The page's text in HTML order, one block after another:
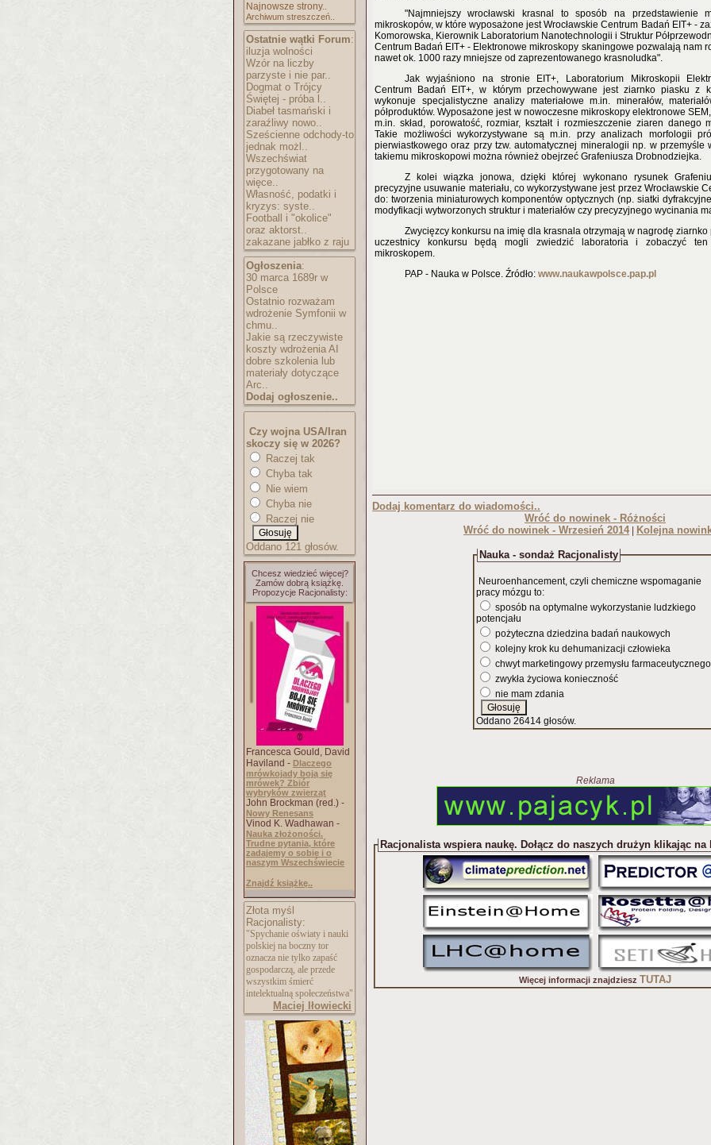
Najnowsze strony..
Archiwum streszczeń..
Ostatnie wątki Forum:
iluzja wolności
Wzór na liczby
parzyste i nie par..
Dogmat o Trójcy
Świętej - próba l..
Diabeł tasmański i
zaraźliwy nowo..
Sześcienne odchody-to
jednak możl..
Wszechświat
przygotowany na
więce..
Własność, podatki i
kryzys: syste..
Football i "okolice"
oraz aktorst..
zakazane jabłko z raju
Ogłoszenia:
30 marca 1689r w
Polsce
Ostatnio rozważam
wdrożenie Symfonii w
chmu..
Jakie są rzeczywiste
koszty wdrożenia AI
dobre szkolenia lub
materiały dotyczące
Arc..
Dodaj ogłoszenie..
Czy wojna USA/Iran
skoczy się w 2026?
Raczej tak
Chyba tak
Nie wiem
Chyba nie
Raczej nie
Oddano 121 głosów.
Chcesz wiedzieć więcej?
Zamów dobrą książkę.
Propozycje Racjonalisty:
Francesca Gould, David
Haviland - Dlaczego
mrówkojady boją się
mrówek? Zbiór
wybryków zwierząt
John Brockman (red.) -
Nowy Renesans
Vinod K. Wadhawan -
Nauka złożoności.
Trudne pytania, które
zadajemy o sobie i o
naszym Wszechświecie
Znajdź książkę..
Złota myśl
Racjonalisty:
"Spychanie oświaty i nauki
polskiej na boczny tor
oznacza nie tylko zapaść
gospodarczą, ale przede
wszystkim śmierć
intelektualną społeczeństwa"
Maciej Iłowiecki
"Najmniejszy wrocławski krasnal to sposób na przedstawienie
mikroskopów, w które wyposażone jest Wrocławskie Centrum Badań EIT+ -
Komorowska, Kierownik Laboratorium Nanotechnologii i Struktur
Centrum Badań EIT+ - Elektronowe mikroskopy skaningowe pozwalają nam
nawet ok. 1000 razy mniejsze od zaprezentowanego krasnoludka".
Jak wyjaśniono na stronie EIT+, Laboratorium Mikroskopii
Centrum Badań EIT+, w którym przechowywane jest ziarnko piasku z
wykonuje specjalistyczne analizy materiałowe m.in. minerałów,
półproduktów. Wyposażone jest w nowoczesne mikroskopy elektronowe
m.in. skład, porowatość, rozmiar, kształt i rozmieszczenie ziaren danego
Takie możliwości wykorzystywane są m.in. przy analizach morfologii
pierwiastkowego oraz przy tzw. automatycznej mineralogii np. w przemyśle
takiemu mikroskopowi można również obejrzeć Grafeniusza Drobnodziejka.
Z kolei wiązka jonowa, dzięki której wykonano rysunek
precyzyjne usuwanie materiału, co wykorzystywane jest przez Wrocławskie
do: tworzenia miniaturowych komponentów optycznych (np. siatki
modyfikacji wytworzonych struktur i materiałów czy precyzyjnego wycinania
Zwycięzcy konkursu na imię dla krasnala otrzymają w nagrodę
uczestnicy konkursu będą mogli zwiedzić laboratoria i zobaczyć
mikroskopem.
PAP - Nauka w Polsce. Źródło: www.naukawpolsce.pap.pl
Dodaj komentarz do wiadomości..
Wróć do nowinek - Różności
Wróć do nowinek - Wrzesień 2014
Kolejna
Nauka - sondaż Racjonalisty
Neuroenhancement, czyli chemiczne wspomaganie
pracy mózgu to:
sposób na optymalne wykorzystanie ludzkiego
potencjału
pożyteczna dziedzina badań naukowych
kolejny krok ku dehumanizacji człowieka
chwyt marketingowy przemysłu farmaceutycznego
zwykła życiowa konieczność
nie mam zdania
Oddano 26414 głosów.
Reklama
Racjonalista wspiera naukę. Dołącz do naszych drużyn klikając na
Więcej informacji znajdziesz TUTAJ